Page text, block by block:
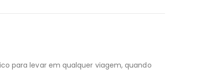
para levar em qualquer viagem, quando